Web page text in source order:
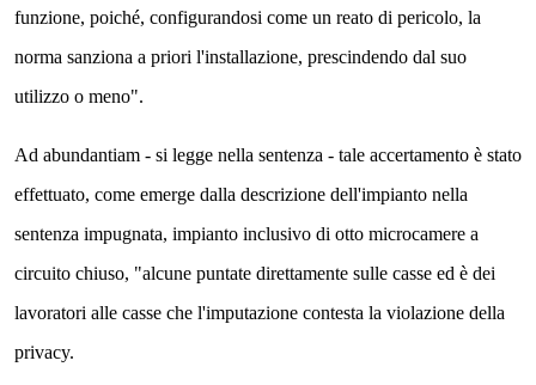
funzione, poiché, configurandosi come un reato di pericolo, la
norma sanziona a priori l'installazione, prescindendo dal suo
utilizzo o meno".
Ad abundantiam - si legge nella sentenza - tale accertamento è stato
effettuato, come emerge dalla descrizione dell'impianto nella
sentenza impugnata, impianto inclusivo di otto microcamere a
circuito chiuso, "alcune puntate direttamente sulle casse ed è dei
lavoratori alle casse che l'imputazione contesta la violazione della
privacy.